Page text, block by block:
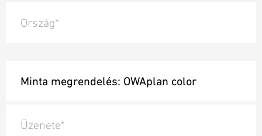
Ország*
Üzenete*